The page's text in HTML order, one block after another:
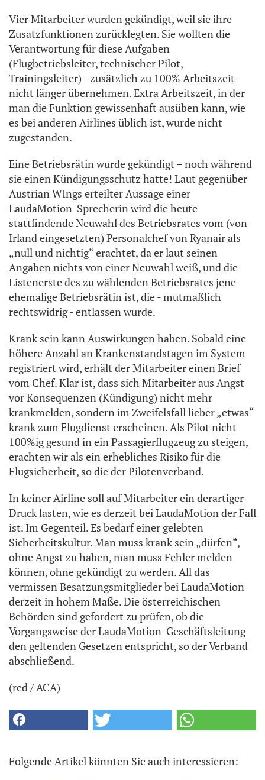
Vier Mitarbeiter wurden gekündigt, weil sie ihre
Zusatzfunktionen zurücklegten. Sie wollten die
Verantwortung für diese Aufgaben
(Flugbetriebsleiter, technischer Pilot,
Trainingsleiter) - zusätzlich zu 100% Arbeitszeit -
nicht länger übernehmen. Extra Arbeitszeit, in der
man die Funktion gewissenhaft ausüben kann, wie
es bei anderen Airlines üblich ist, wurde nicht
zugestanden.
Eine Betriebsrätin wurde gekündigt – noch während
sie einen Kündigungsschutz hatte! Laut gegenüber
Austrian WIngs erteilter Aussage einer
LaudaMotion-Sprecherin wird die heute
stattfindende Neuwahl des Betriebsrates vom (von
Irland eingesetzten) Personalchef von Ryanair als
„null und nichtig“ erachtet, da er laut seinen
Angaben nichts von einer Neuwahl weiß, und die
Listenerste des zu wählenden Betriebsrates jene
ehemalige Betriebsrätin ist, die - mutmaßlich
rechtswidrig - entlassen wurde.
Krank sein kann Auswirkungen haben. Sobald eine
höhere Anzahl an Krankenstandstagen im System
registriert wird, erhält der Mitarbeiter einen Brief
vom Chef. Klar ist, dass sich Mitarbeiter aus Angst
vor Konsequenzen (Kündigung) nicht mehr
krankmelden, sondern im Zweifelsfall lieber „etwas“
krank zum Flugdienst erscheinen. Als Pilot nicht
100%ig gesund in ein Passagierflugzeug zu steigen,
erachten wir als ein erhebliches Risiko für die
Flugsicherheit, so die der Pilotenverband.
In keiner Airline soll auf Mitarbeiter ein derartiger
Druck lasten, wie es derzeit bei LaudaMotion der Fall
ist. Im Gegenteil. Es bedarf einer gelebten
Sicherheitskultur. Man muss krank sein „dürfen“,
ohne Angst zu haben, man muss Fehler melden
können, ohne gekündigt zu werden. All das
vermissen Besatzungsmitglieder bei LaudaMotion
derzeit in hohem Maße. Die österreichischen
Behörden sind gefordert zu prüfen, ob die
Vorgangsweise der LaudaMotion-Geschäftsleitung
den geltenden Gesetzen entspricht, so der Verband
abschließend.
(red / ACA)
Folgende Artikel könnten Sie auch interessieren: